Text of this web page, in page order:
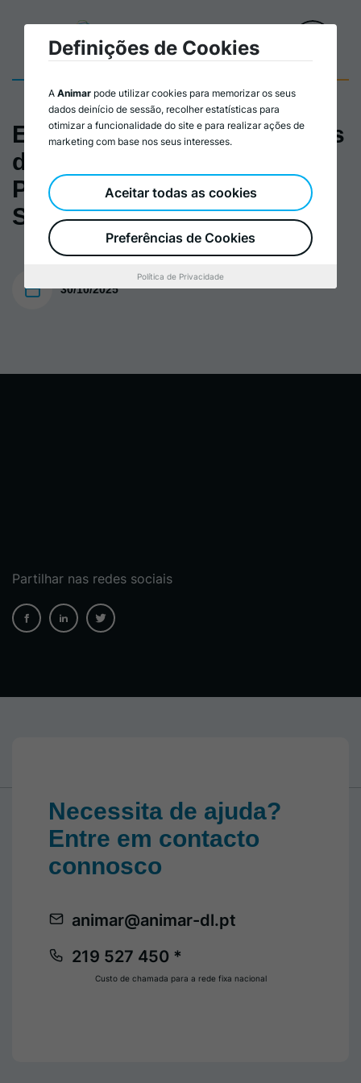
Encontro Politicas e Praticas
do DL_Politicas com
Proposito_Pedro Adão e
Silva
30/10/2025
Partilhar nas redes sociais
Necessita de ajuda?
Entre em contacto
connosco
219 527 450 *
animar@animar-dl.pt
Custo de chamada para a rede fixa nacional
Definições de Cookies
A Animar pode utilizar cookies para memorizar os seus
dados deinício de sessão, recolher estatísticas para
otimizar a funcionalidade do site e para realizar ações de
marketing com base nos seus interesses.
Preferências de Cookies
Aceitar todas as cookies
Política de Privacidade